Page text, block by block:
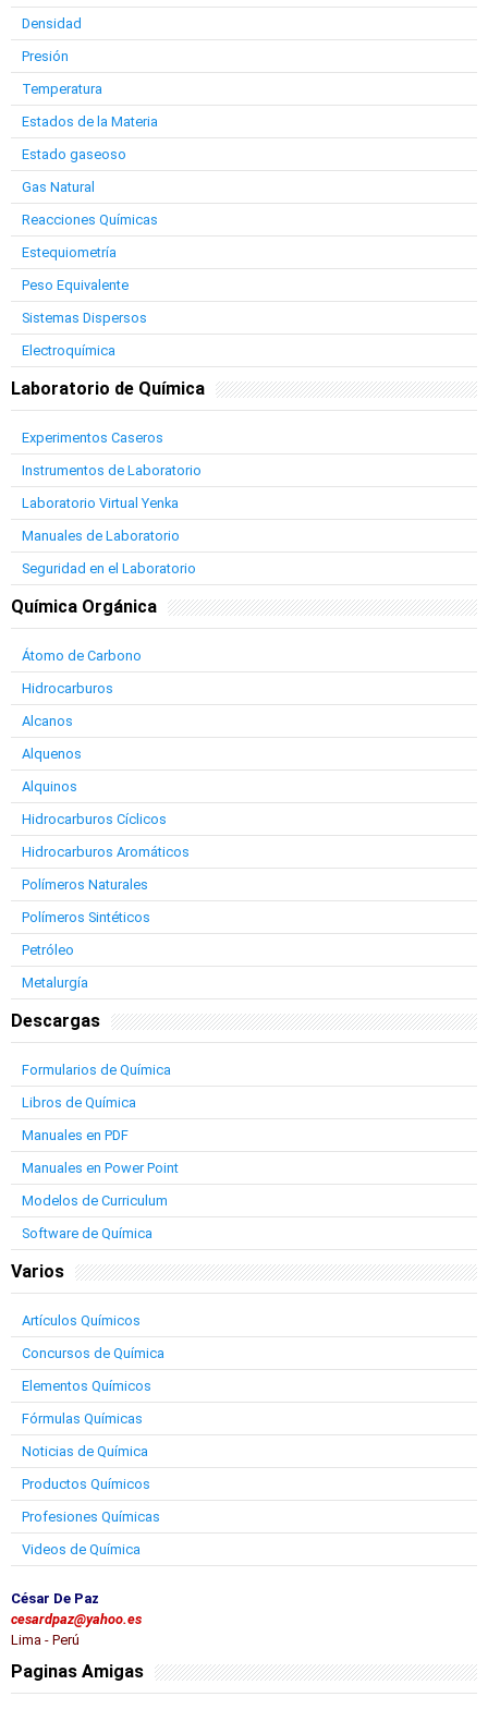
Densidad
Presión
Temperatura
Estados de la Materia
Estado gaseoso
Gas Natural
Reacciones Químicas
Estequiometría
Peso Equivalente
Sistemas Dispersos
Electroquímica
Laboratorio de Química
Experimentos Caseros
Instrumentos de Laboratorio
Laboratorio Virtual Yenka
Manuales de Laboratorio
Seguridad en el Laboratorio
Química Orgánica
Átomo de Carbono
Hidrocarburos
Alcanos
Alquenos
Alquinos
Hidrocarburos Cíclicos
Hidrocarburos Aromáticos
Polímeros Naturales
Polímeros Sintéticos
Petróleo
Metalurgía
Descargas
Formularios de Química
Libros de Química
Manuales en PDF
Manuales en Power Point
Modelos de Curriculum
Software de Química
Varios
Artículos Químicos
Concursos de Química
Elementos Químicos
Fórmulas Químicas
Noticias de Química
Productos Químicos
Profesiones Químicas
Videos de Química
César De Paz
cesardpaz@yahoo.es
Lima - Perú
Paginas Amigas